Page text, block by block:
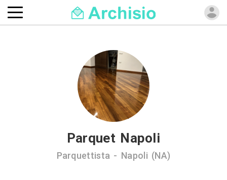
Parquet Napoli
Parquettista - Napoli (NA)